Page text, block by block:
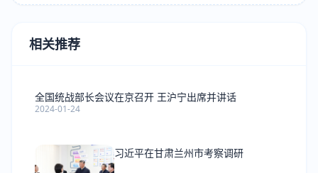
相关推荐
全国统战部长会议在京召开 王沪宁出席并讲话
2024-01-24
习近平在甘肃兰州市考察调研